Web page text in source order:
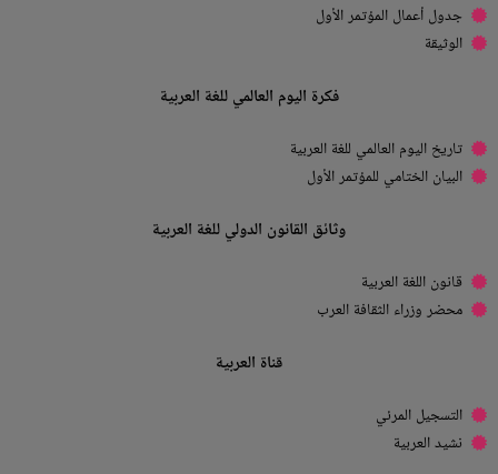
جدول أعمال المؤتمر الأول
الوثيقة
فكرة اليوم العالمي للغة العربية
تاريخ اليوم العالمي للغة العربية
البيان الختامي للمؤتمر الأول
وثائق القانون الدولي للغة العربية
قانون اللغة العربية
محضر وزراء الثقافة العرب
قناة العربية
التسجيل المرئي
نشيد العربية